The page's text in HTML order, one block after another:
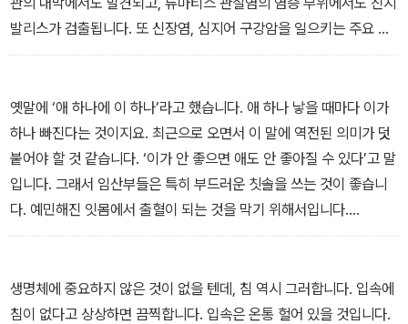
발리스가 검출됩니다. 또 신장염, 심지어 구강암을 일으키는 주요 세
균 역할을 하기도 합니다.
옛말에 ‘애 하나에 이 하나’라고 했습니다. 애 하나 낳을 때마다 이가
하나 빠진다는 것이지요. 최근으로 오면서 이 말에 역전된 의미가 덧
붙어야 할 것 같습니다. ‘이가 안 좋으면 애도 안 좋아질 수 있다’고 말
입니다. 그래서 임산부들은 특히 부드러운 칫솔을 쓰는 것이 좋습니
다. 예민해진 잇몸에서 출혈이 되는 것을 막기 위해서입니다.
- <3. 입속 미생물의 영향> 중에서
생명체에 중요하지 않은 것이 없을 텐데, 침 역시 그러합니다. 입속에
침이 없다고 상상하면 끔찍합니다. 입속은 온통 헐어 있을 것입니다.